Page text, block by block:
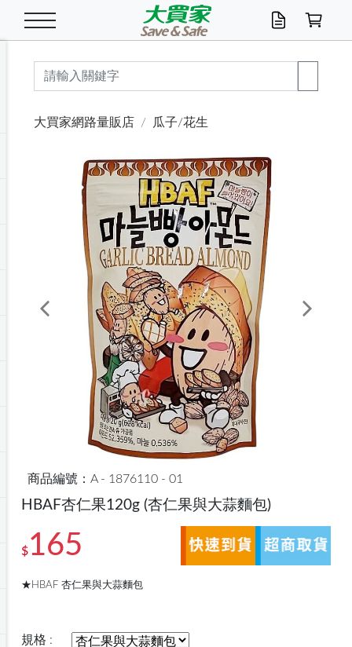
五穀/南北貨
湯類/湯塊
醬油.油膏.蠔油
調味用品
咖哩/沾拌醬/抹醬
泡麵 / 麵條
碗麵/義大利麵
麵條/快煮麵/米粉
箱購專區
罐頭調理包
醬菜/玉米罐
調理食品
肉鬆/肉醬罐
點心罐
零嘴
堅果/海苔
肉乾/豆乾
糕餅/點心
洋芋片
節日限定伴手禮
糖果/巧克力
巧克力
果汁咖啡
碳酸/礦泉水
保久乳/豆米漿
機能飲料
箱購飲料
機能保健
族群保健
常備/醫材/口罩
▶保健品牌推薦
麥片/玉米片
沖調穀粉/隨手包
紅茶
奶茶/花草茶
烏龍/普洱茶/其他
黑糖桂圓/蜂蜜醋
咖啡豆/粉/濾掛
可可/糖/奶精
香皂/洗手乳
造型髮品
染髮產品
牙膏/漱口水
口腔配件
卸妝/粉刺調理
刮鬍用品
開架/身體保養
面/眼膜
身體保養
開架彩妝/防曬
保鮮/微波
飲水用具
廚房配件
洗衣/曬衣用具
電池/延長線
燈泡/檯燈/照明
修繕/五金/祭祀
傢飾/收納/衛浴
收納用品
衛浴/毛巾
地墊/家飾品
寵物清潔/百貨
園藝用品
廚房紙巾/平版/
箱購免運區
日用活動區
洗衣粉/皂
漂白水/柔軟精
箱購免運區
浴廁/水管清潔
居家清潔/除濕芳
防蚊/殺蟲
衛生棉/護墊
成人/嬰兒紙尿褲
嬰兒尿布
成人紙尿褲
烤箱/微波/電磁爐
快煮壺/烘碗機
咖啡機/果汁調理
風扇/防蚊家電
電暖器
美容家電
家用電器
3C/電腦周邊/OA
數位週邊
手機/平板周邊
辦公用具
辦公文具/收納
玩具/擺設小物
汽車百貨
健身/按摩/瑜珈
測量/護具/其他
球類/運動
配件
男/女/機能包
戶外/室內鞋
調理食品
清潔用品免運
居家/汽百用品
店長推薦
這夏不怕熱
綠意露營生活
大買家網路量販店 瓜子/花生
Previous Next
商品編號：A - 1876110 - 01
HBAF杏仁果120g (杏仁果與大蒜麵包)
$165
★HBAF 杏仁果與大蒜麵包
規格 :